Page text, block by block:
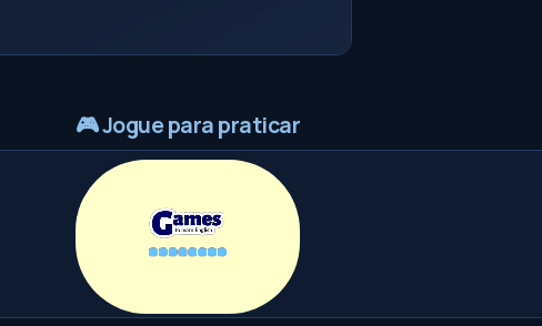
🎮Jogue para praticar